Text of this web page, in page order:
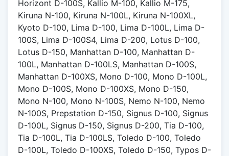
Horizont D-100S, Kallio M-100, Kallio M-175,
Kiruna N-100, Kiruna N-100L, Kiruna N-100XL,
Kyoto D-100, Lima D-100, Lima D-100L, Lima D-
100S, Lima D-100S4, Lima D-200, Lotus D-100,
Lotus D-150, Manhattan D-100, Manhattan D-
100L, Manhattan D-100LS, Manhattan D-100S,
Manhattan D-100XS, Mono D-100, Mono D-100L,
Mono D-100S, Mono D-100XS, Mono D-150,
Mono N-100, Mono N-100S, Nemo N-100, Nemo
N-100S, Prepstation D-150, Signus D-100, Signus
D-100L, Signus D-150, Signus D-200, Tia D-100,
Tia D-100L, Tia D-100LS, Toledo D-100, Toledo
D-100L, Toledo D-100XS, Toledo D-150, Typos D-